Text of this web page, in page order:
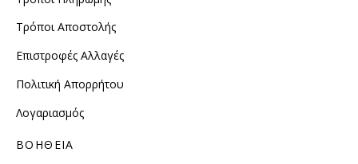
Τρόποι Αποστολής
Επιστροφές Αλλαγές
Πολιτική Απορρήτου
Λογαριασμός
ΒΟΗΘΕΙΑ